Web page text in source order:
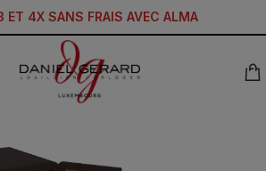
ET 4X SANS FRAIS AVEC ALMA